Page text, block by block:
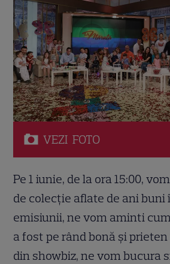
VEZI FOTO
Pe 1 iunie, de la ora 15:00,
de colecție aflate de ani buni
emisiunii, ne vom aminti
a fost pe rând bonă și
din showbiz, ne vom bucura